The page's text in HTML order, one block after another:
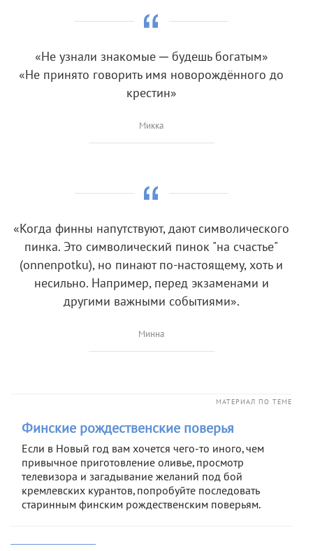
«Не узнали знакомые ─ будешь богатым»
«Не принято говорить имя новорождённого до
крестин»
Микка
«Когда финны напутствуют, дают символического
пинка. Это символический пинок "на счастье"
(onnenpotku), но пинают по-настоящему, хоть и
несильно. Например, перед экзаменами и
другими важными событиями».
Минна
МАТЕРИАЛ ПО ТЕМЕ
Финские рождественские поверья
Если в Новый год вам хочется чего-то иного, чем
привычное приготовление оливье, просмотр
телевизора и загадывание желаний под бой
кремлевских курантов, попробуйте последовать
старинным финским рождественским поверьям.